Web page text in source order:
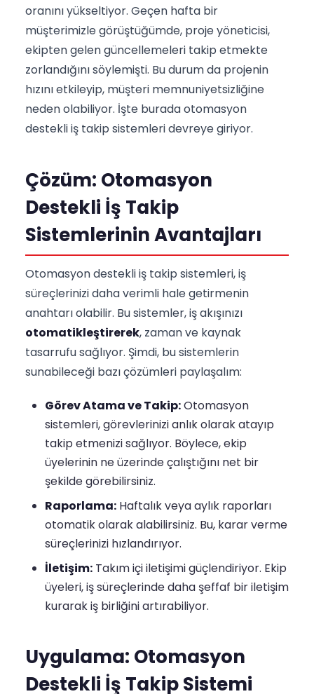
oranını yükseltiyor. Geçen hafta bir
müşterimizle görüştüğümde, proje yöneticisi,
ekipten gelen güncellemeleri takip etmekte
zorlandığını söylemişti. Bu durum da projenin
hızını etkileyip, müşteri memnuniyetsizliğine
neden olabiliyor. İşte burada otomasyon
destekli iş takip sistemleri devreye giriyor.
Çözüm: Otomasyon
Destekli İş Takip
Sistemlerinin Avantajları
Otomasyon destekli iş takip sistemleri, iş
süreçlerinizi daha verimli hale getirmenin
anahtarı olabilir. Bu sistemler, iş akışınızı
otomatikleştirerek, zaman ve kaynak
tasarrufu sağlıyor. Şimdi, bu sistemlerin
sunabileceği bazı çözümleri paylaşalım:
Görev Atama ve Takip:Otomasyon
sistemleri, görevlerinizi anlık olarak atayıp
takip etmenizi sağlıyor. Böylece, ekip
üyelerinin ne üzerinde çalıştığını net bir
şekilde görebilirsiniz.
Raporlama: Haftalık veya aylık raporları
otomatik olarak alabilirsiniz. Bu, karar verme
süreçlerinizi hızlandırıyor.
İletişim: Takım içi iletişimi güçlendiriyor. Ekip
üyeleri, iş süreçlerinde daha şeffaf bir iletişim
kurarak iş birliğini artırabiliyor.
Uygulama: Otomasyon
Destekli İş Takip Sistemi